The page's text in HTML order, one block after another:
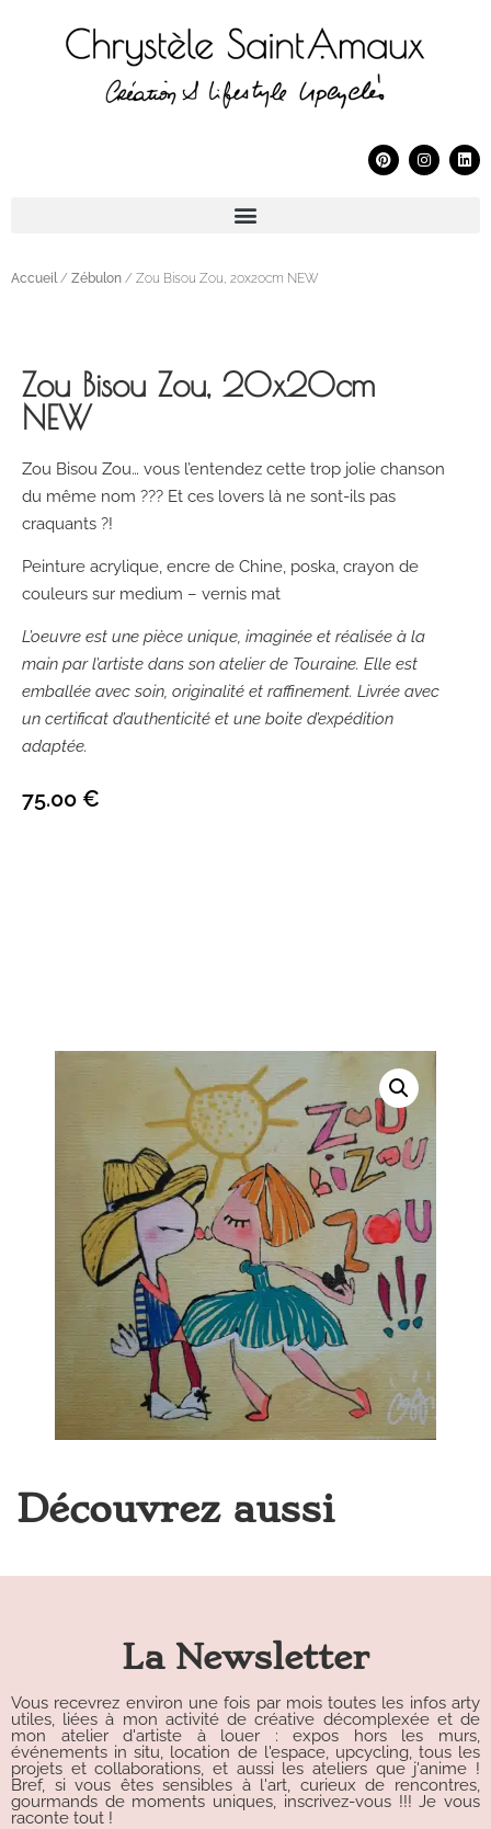
Accueil / Zébulon / Zou Bisou Zou, 20x20cm NEW
Zou Bisou Zou, 20x20cm
NEW
Zou Bisou Zou… vous l’entendez cette trop jolie chanson
du même nom ??? Et ces lovers là ne sont-ils pas
craquants ?!
Peinture acrylique, encre de Chine, poska, crayon de
couleurs sur medium – vernis mat
L’oeuvre est une pièce unique, imaginée et réalisée à la
main par l’artiste dans son atelier de Touraine. Elle est
emballée avec soin, originalité et raffinement. Livrée avec
un certificat d’authenticité et une boite d’expédition
adaptée.
75.00 €
Découvrez aussi
La Newsletter
Vous recevrez environ une fois par mois toutes les infos arty
utiles, liées à mon activité de créative décomplexée et de
mon atelier d'artiste à louer : expos hors les murs,
événements in situ, location de l'espace, upcycling, tous les
projets et collaborations, et aussi les ateliers que j'anime !
Bref, si vous êtes sensibles à l'art, curieux de rencontres,
gourmands de moments uniques, inscrivez-vous !!! Je vous
raconte tout !